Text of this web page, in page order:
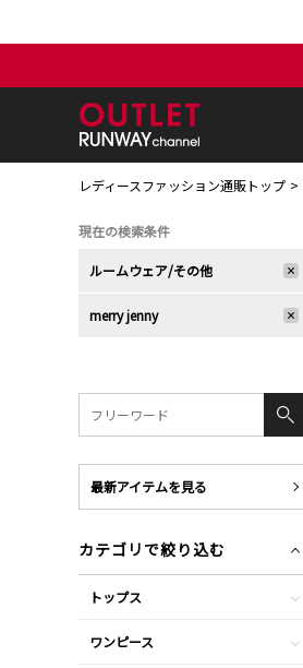
レディースファッション通販トップ
現在の検索条件
ルームウェア/その他
merry jenny
最新アイテムを見る
カテゴリで絞り込む
トップス
ワンピース